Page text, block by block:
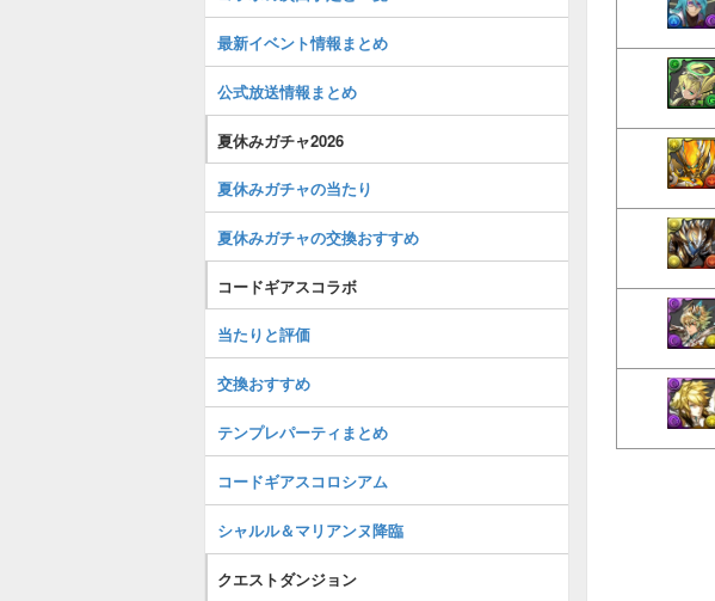
最新イベント情報まとめ
公式放送情報まとめ
夏休みガチャ2026
夏休みガチャの当たり
夏休みガチャの交換おすすめ
コードギアスコラボ
当たりと評価
交換おすすめ
テンプレパーティまとめ
コードギアスコロシアム
シャルル＆マリアンヌ降臨
クエストダンジョン